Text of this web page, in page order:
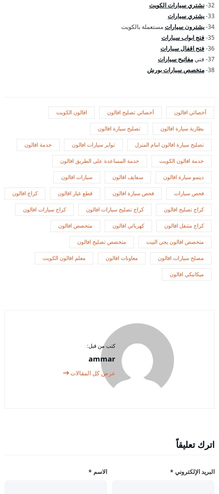
32- نشتري سيارات الكويت
33- يشتري سيارات
34- يشترون سياراتمستعملة بالكويت
35- فتج ابواب سيارات
36- فتح اقفال سيارات
37- فني
مفاتيح سيارات
38- متخصص سيارات بورش
أخصائي افالون أخصائي تصليح افالون افالون الكويت
بطارية سيارة افالون تصليح سيارة افالون
تصليح سيارة افالون امام المنزل تواير سيارات افالون خدمة افالون
خدمة افالون الكويت خدمة المساعدة على الطريق افالون
دينمو سيارة افالون سفايف افالون سيارات افالون
فحص سيارات فحص سيارة افالون قطع غيار افالون كراج افالون
كراج تصليح افالون كراج تصليح سيارات افالون كراج سيارات افالون
كراج متنقل افالون كهربائي افالون متخصص افالون
متخصص افالون يجي البيت متخصص تصليح افالون
مصلح سيارات افالون معاونات افالون معلم افالون الكويت
ميكانيكي افالون
كتب من قبل:
ammar
عرض كل المقالات
اترك تعليقاً
الاسم * البريد الإلكتروني *